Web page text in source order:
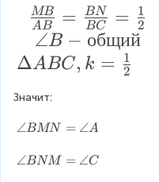
\l
t.
b
e
gi
AB
MB = BC
BN = 2
1
∠B − общий
ΔABC, k = 2
1
Значит:
\
n
∠BMN = ∠A
\
∠BNM = ∠C